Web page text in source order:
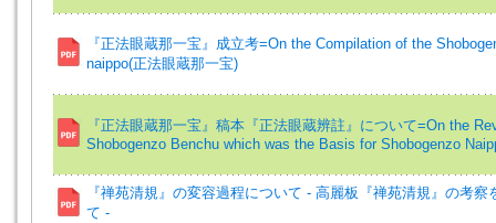
『正法眼蔵那一宝』成立考=On the Compilation of the
naippo(正法眼蔵那一宝)
『正法眼蔵那一宝』稿本『正法眼蔵辨註』について=On the
Shobogenzo Benchu which was the Basis for Shobogenzo
『禅苑清規』の変容過程について - 高麗板『禅苑清規』の考察
て -